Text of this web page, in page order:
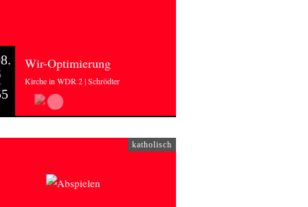
Wir-Optimierung
Kirche in WDR 2 | Schrödter
katholisch